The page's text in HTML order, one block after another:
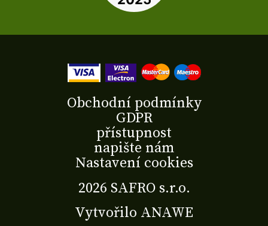
2026 SAFRO s.r.o.
Vytvořilo ANAWE
Obchodní podmínky
GDPR
přístupnost
napište nám
Nastavení cookies